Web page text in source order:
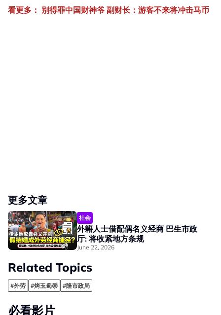
看更多： 别得罪中国财神爷 副财长：游客不来将冲击马币
更多文章
社会
外籍人士借配偶名义经商 巴生市政
厅: 将收紧地方条规
June 22, 2026
Related Topics
#外劳 #烤玉蜀黍 #隆市政局
必看影片